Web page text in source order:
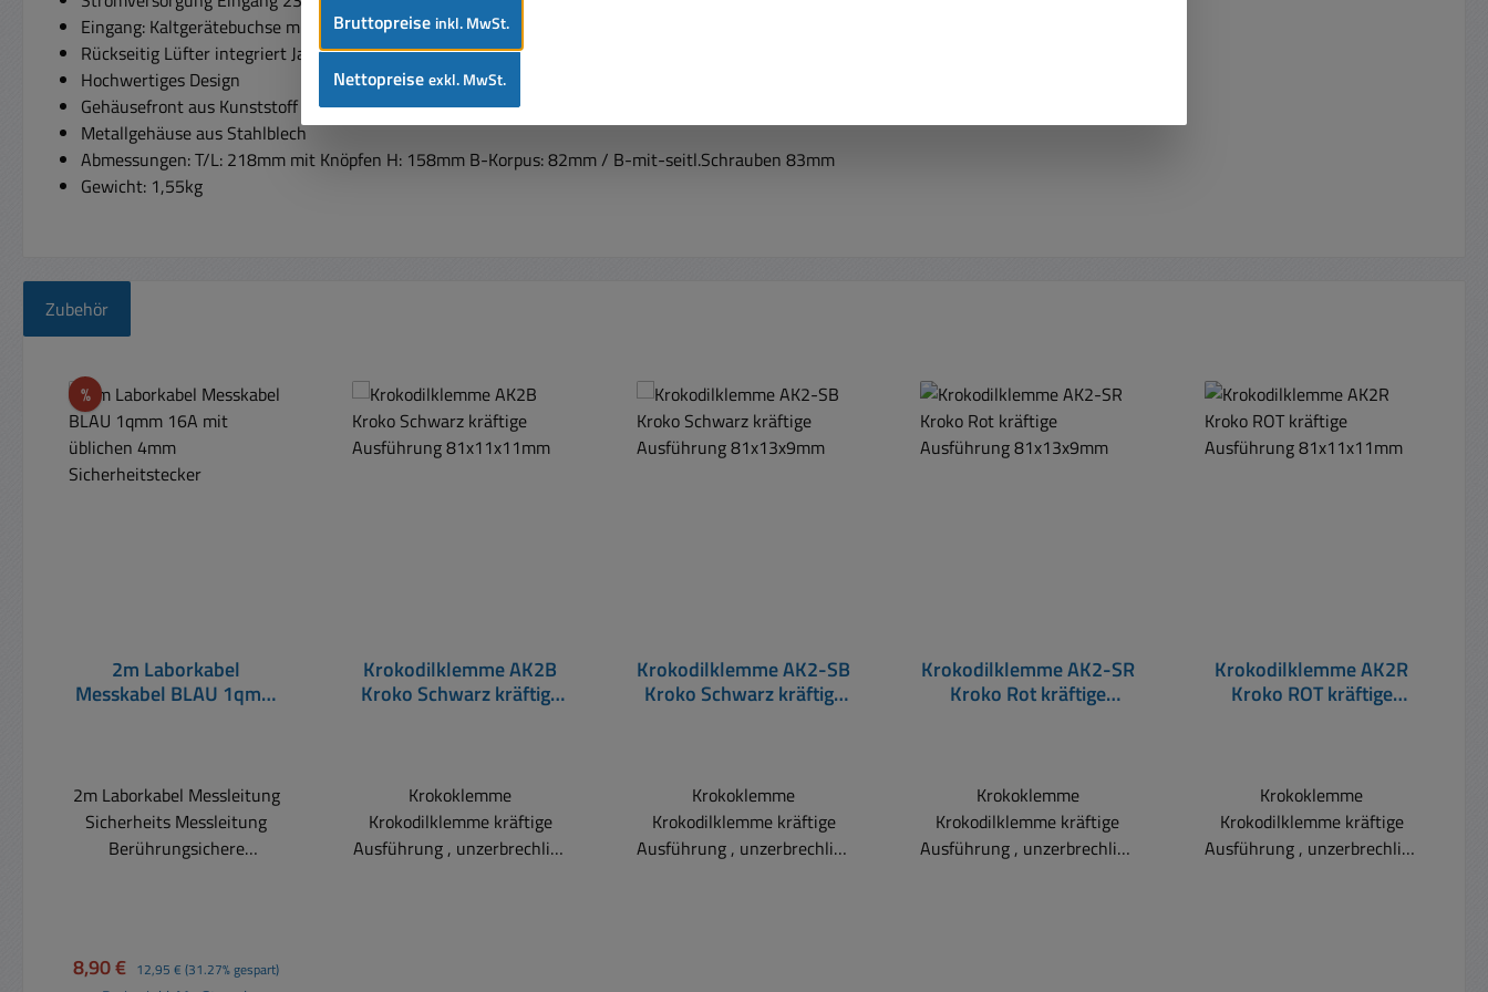
Eingang: Kaltgerätebuchse mit eingelassener Sicherungsbox für Sicherung 3,15A T 5x20mm
Rückseitig Lüfter integriert Ja
Hochwertiges Design
Gehäusefront aus Kunststoff
Metallgehäuse aus Stahlblech
Abmessungen: T/L: 218mm mit Knöpfen H: 158mm B-Korpus: 82mm / B-mit-seitl.Schrauben 83mm
Gewicht: 1,55kg
Zubehör
Produktgalerie überspringen
%Rabatt
2m Laborkabel
Messkabel BLAU 1qmm
2m Laborkabel Messleitung
Sicherheits Messleitung
Berührungsichere
Beryllium vernickelt Doppelt
Verkaufspreis:
8,90 € Regulärer Preis:
12,95 € (31.27% gespart)
Krokodilklemme AK2B
Kroko Schwarz kräftige
Krokoklemme
Krokodilklemme kräftige
Ausführung , unzerbrechlich
Krokodilklemme AK2-SB
Kroko Schwarz kräftige
Krokoklemme
Krokodilklemme kräftige
Ausführung , unzerbrechlich
Krokodilklemme AK2-SR
Kroko Rot kräftige
Krokoklemme
Krokodilklemme kräftige
Ausführung , unzerbrechlich
Krokodilklemme AK2R
Kroko ROT kräftige
Krokoklemme
Krokodilklemme kräftige
Ausführung , unzerbrechlich
Bruttopreise inkl. MwSt.
Nettopreiseexkl. MwSt.